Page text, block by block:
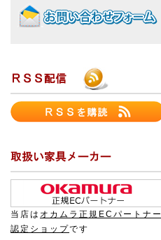
当店は オカムラ正規ECパートナー
認定ショップです